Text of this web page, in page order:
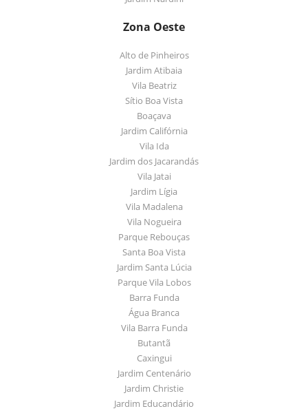
Zona Oeste
Alto de Pinheiros
Jardim Atibaia
Vila Beatriz
Sítio Boa Vista
Boaçava
Jardim Califórnia
Vila Ida
Jardim dos Jacarandás
Vila Jatai
Jardim Lígia
Vila Madalena
Vila Nogueira
Parque Rebouças
Santa Boa Vista
Jardim Santa Lúcia
Parque Vila Lobos
Barra Funda
Água Branca
Vila Barra Funda
Butantã
Caxingui
Jardim Centenário
Jardim Christie
Jardim Educandário